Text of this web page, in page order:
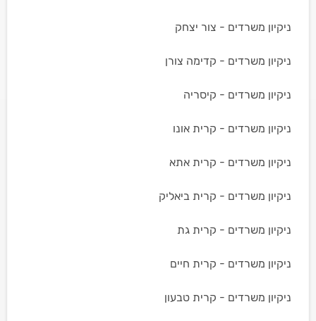
ניקיון משרדים - צור יצחק
ניקיון משרדים - קדימה צורן
ניקיון משרדים - קיסריה
ניקיון משרדים - קרית אונו
ניקיון משרדים - קרית אתא
ניקיון משרדים - קרית ביאליק
ניקיון משרדים - קרית גת
ניקיון משרדים - קרית חיים
ניקיון משרדים - קרית טבעון